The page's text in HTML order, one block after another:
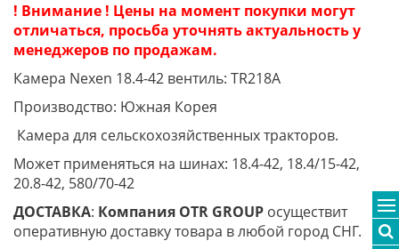
! Внимание ! Цены на момент покупки могут
отличаться, просьба уточнять актуальность у
менеджеров по продажам.
Камера Nexen 18.4-42 вентиль: TR218A
Производство: Южная Корея
Камера для сельскохозяйственных тракторов.
Может применяться на шинах: 18.4-42, 18.4/15-42,
20.8-42, 580/70-42
ДОСТАВКА: Компания OTR GROUP осуществит
оперативную доставку товара в любой город СНГ.